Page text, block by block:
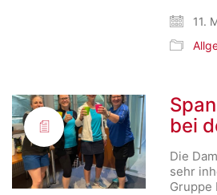
11.
bei
Die
sehr
Gruppe